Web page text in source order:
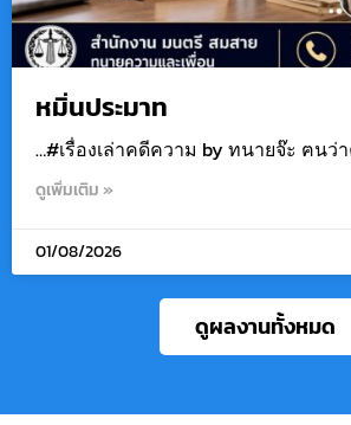
หมิ่นประมาท
…#เรื่องเล่าคดีความ by ทนายจ๊ะ ฅนว่
ดูเพิ่มเติม »
01/08/2026
ดูผลงานทั้งหมด